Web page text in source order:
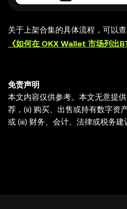
关于上架合集的具体流程，可以
《如何在 OKX Wallet 市场列出
免责声明
本文内容仅供参考。本文无意提
荐，(ii) 购买、出售或持有数字资
或 (iii) 财务、会计、法律或税务建
币和 NFT）受市场波动影响，
询您的法律/税务/投资专业人士。
自托管钱包软件服务，让您可以
OKX Web3 钱包无法控制此类第